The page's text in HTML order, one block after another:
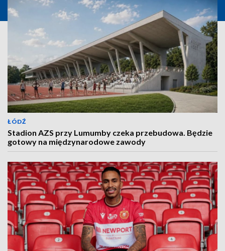
ŁÓDŹ
Stadion AZS przy Lumumby czeka przebudowa. Będzie
gotowy na międzynarodowe zawody